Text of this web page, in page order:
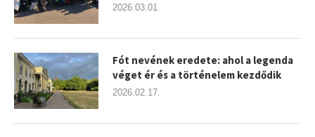
2026.03.01.
Fót nevének eredete: ahol a legenda
véget ér és a történelem kezdődik
2026.02.17.